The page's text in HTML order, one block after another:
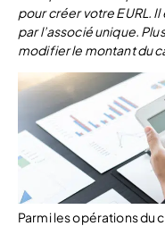
pour créer votre EURL.
par l’associé unique.
modifier le montant du
Parmi les opérations du